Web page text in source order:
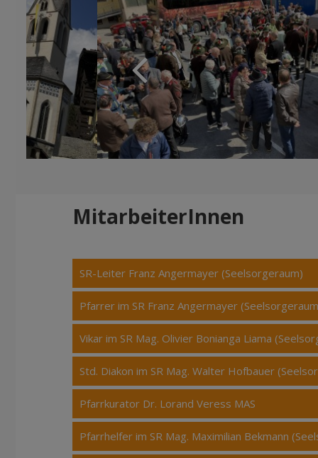
MitarbeiterInnen
SR-Leiter Franz Angermayer (Seelsorgeraum)
Pfarrer im SR Franz Angermayer
Vikar im SR Mag. Olivier Bonianga Liama
Std. Diakon im SR Mag. Walter Hofbauer
Pfarrkurator Dr. Lorand Veress MAS
Pfarrhelfer im SR Mag. Maximilian Bekmann